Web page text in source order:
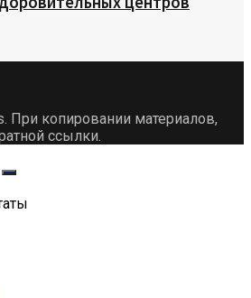
При копировании материалов,
ссылки.